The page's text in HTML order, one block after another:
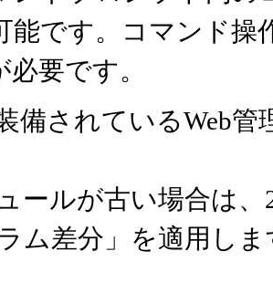
能です。コマンド操
要です。
備されているWeb
ールが古い場合は
ム差分」を適用しま